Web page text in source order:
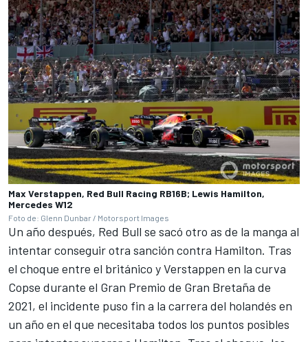
Max Verstappen, Red Bull Racing RB16B; Lewis Hamilton,
Mercedes W12
Foto de: Glenn Dunbar / Motorsport Images
Un año después, Red Bull se sacó otro as de la manga al
intentar conseguir otra sanción contra Hamilton. Tras
el choque entre el británico y Verstappen en la curva
Copse durante el Gran Premio de Gran Bretaña de
2021, el incidente puso fin a la carrera del holandés en
un año en el que necesitaba todos los puntos posibles